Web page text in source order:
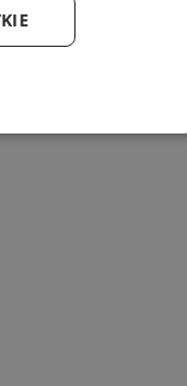
- Żory
Targetowanie